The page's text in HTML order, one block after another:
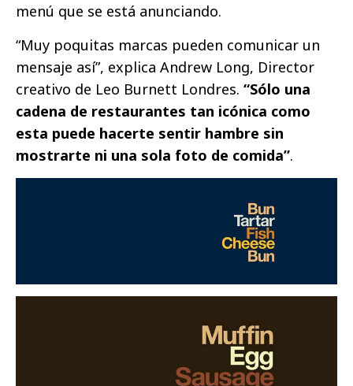
menú que se está anunciando.
“Muy poquitas marcas pueden comunicar un
mensaje así”, explica Andrew Long, Director
creativo de Leo Burnett Londres. “Sólo una
cadena de restaurantes tan icónica como
esta puede hacerte sentir hambre sin
mostrarte ni una sola foto de comida”.